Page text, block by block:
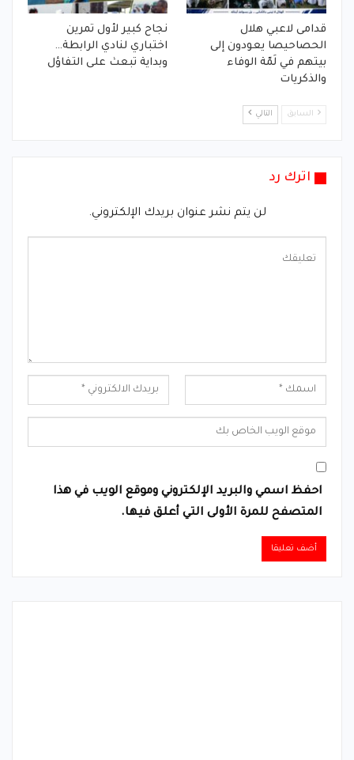
قدامى لاعبي هلال
الحصاحيصا يعودون إلى
بيتهم في لَمّة الوفاء
والذكريات
نجاح كبير لأول تمرين
اختباري لنادي الرابطة…
وبداية تبعث على التفاؤل
السابق التالي
اترك رد
لن يتم نشر عنوان بريدك الإلكتروني.
احفظ اسمي والبريد الإلكتروني وموقع الويب في هذا
المتصفح للمرة الأولى التي أعلق فيها.